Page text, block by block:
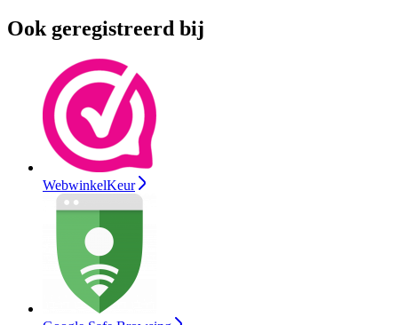
Ook geregistreerd bij
WebwinkelKeur